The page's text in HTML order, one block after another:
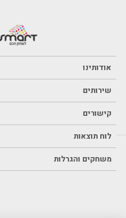
אודותינו
שירותים
קישורים
לוח תוצאות
משחקים והגרלות